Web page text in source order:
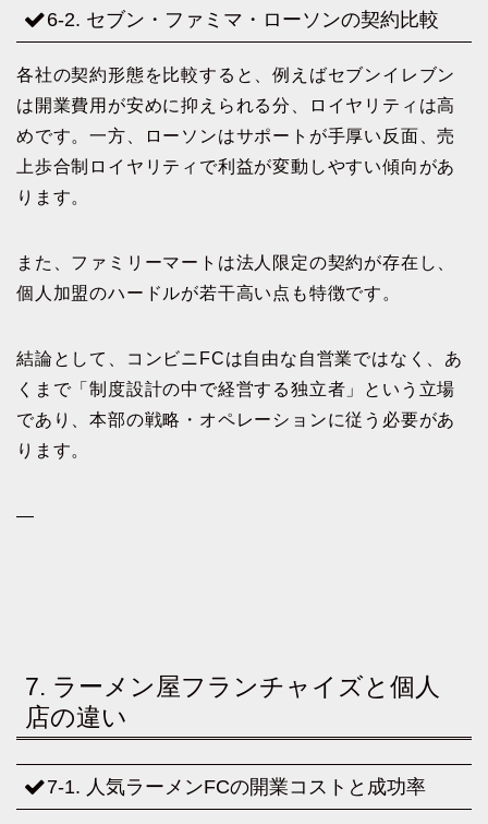
6-2. セブン・ファミマ・ローソンの契約比較
各社の契約形態を比較すると、例えばセブンイレブン
は開業費用が安めに抑えられる分、ロイヤリティは高
めです。一方、ローソンはサポートが手厚い反面、売
上歩合制ロイヤリティで利益が変動しやすい傾向があ
ります。
また、ファミリーマートは法人限定の契約が存在し、
個人加盟のハードルが若干高い点も特徴です。
結論として、コンビニFCは自由な自営業ではなく、あ
くまで「制度設計の中で経営する独立者」という立場
であり、本部の戦略・オペレーションに従う必要があ
ります。
—
7. ラーメン屋フランチャイズと個人
店の違い
7-1. 人気ラーメンFCの開業コストと成功率